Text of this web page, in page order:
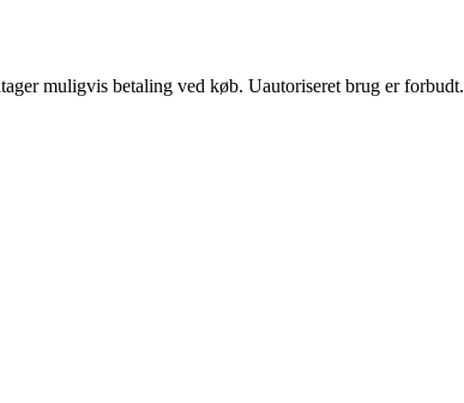
muligvis betaling ved køb. Uautoriseret brug er forbudt.